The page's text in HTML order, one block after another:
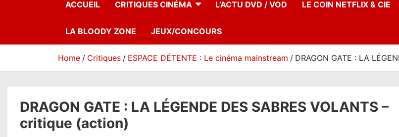
ACCUEIL CRITIQUES CINÉMA L’ACTU DVD / VOD LE COIN NETFLIX & CIE
LA BLOODY ZONE JEUX/CONCOURS
Home Critiques ESPACE DÉTENTE : Le cinéma mainstream DRAGON GATE : LA
DRAGON GATE : LA LÉGENDE DES SABRES VOLANTS –
critique (action)